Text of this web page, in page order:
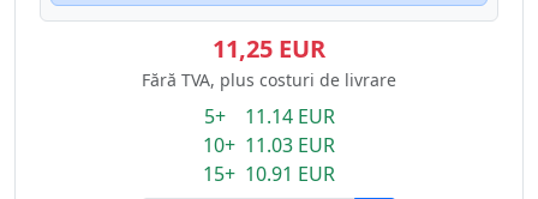
11,25 EUR
Fără TVA, plus costuri de livrare
5+ 11.14 EUR
10+ 11.03 EUR
15+ 10.91 EUR